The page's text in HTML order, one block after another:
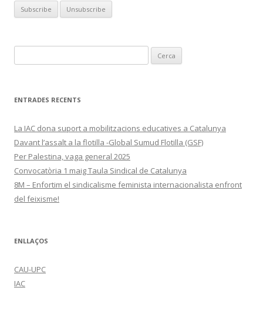
ENTRADES RECENTS
La IAC dona suport a mobilitzacions educatives a Catalunya
Davant l’assalt a la flotilla -Global Sumud Flotilla (GSF)
Per Palestina, vaga general 2025
Convocatòria 1 maig Taula Sindical de Catalunya
8M – Enfortim el sindicalisme feminista internacionalista enfront
del feixisme!
ENLLAÇOS
CAU-UPC
IAC